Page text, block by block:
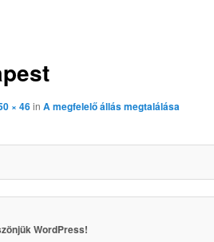
× 46inA megfelelő állás megtalálása
WordPress!